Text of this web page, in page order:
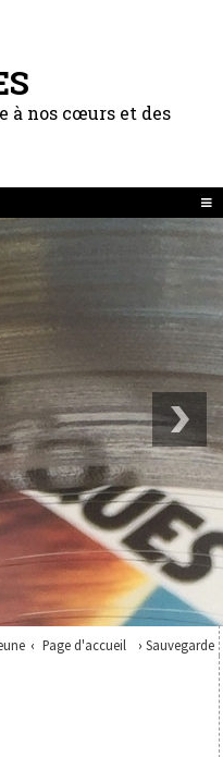
à nos cœurs et des
Page d'accueil Sauvegarde